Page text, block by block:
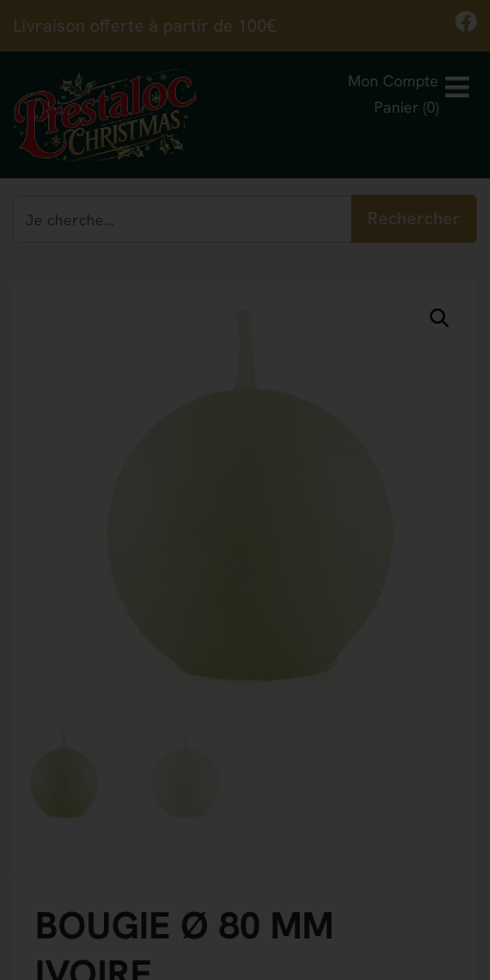
Livraison offerte à partir de 100€
Mon Compte
Panier (0)
Rechercher
BOUGIE Ø 80 MM